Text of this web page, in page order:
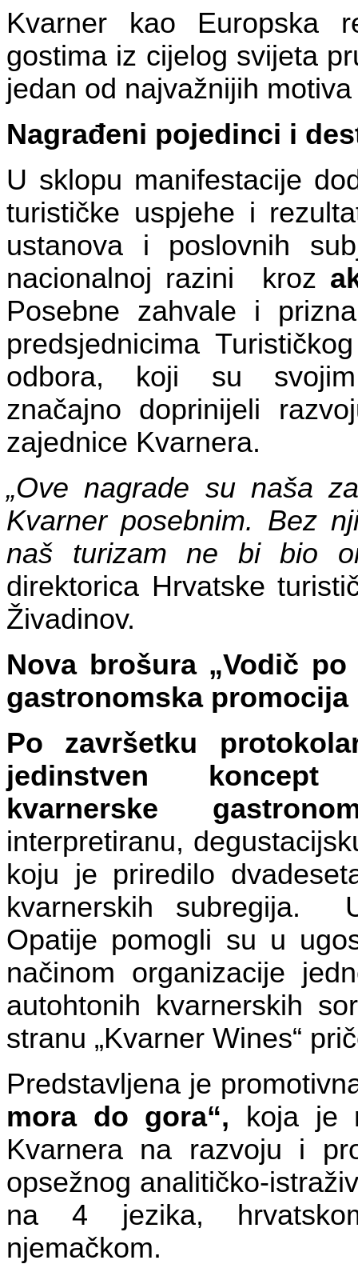
Kvarner kao Europska
gostima iz cijelog svijeta
jedan od najvažnijih
Nagrađeni pojedinci i
U sklopu manifestacije
turističke uspjehe i
ustanova i poslovnih
nacionalnoj razini
kroz
Posebne zahvale i
predsjednicima
odbora, koji su svojim
značajno doprinijeli
zajednice Kvarnera.
„Ove nagrade su naša
Kvarner posebnim. Bez
naš turizam ne bi bio
direktorica Hrvatske
Živadinov.
Nova brošura „Vodič
gastronomska promocija
Po završetku
jedinstven koncept
kvarnerske
interpretiranu,
koju je priredilo
kvarnerskih subregija.
Opatije pomogli su u
načinom organizacije
autohtonih kvarnerskih
stranu „Kvarner Wines“
Predstavljena je
mora do gora“, koja je
Kvarnera na razvoju i
opsežnog analitičko-
na 4 jezika,
njemačkom.